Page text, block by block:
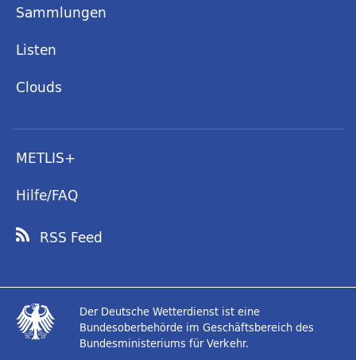
Sammlungen
Listen
Clouds
METLIS+
Hilfe/FAQ
RSS Feed
Der Deutsche Wetterdienst ist eine
Bundesoberbehörde im Geschäftsbereich des
Bundesministeriums für Verkehr.